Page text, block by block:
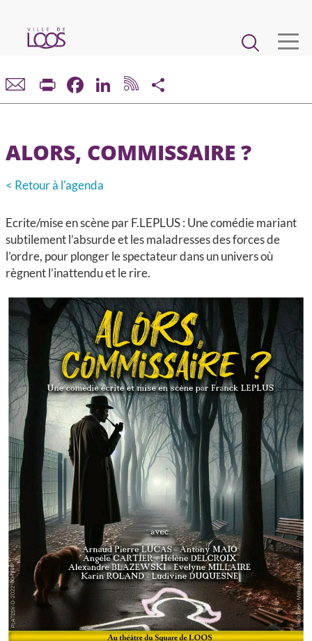
contenu
Main
navigation
VIE MUNICIPALE
CADRE DE VIE ET URBANISME
ECONOMIE ET EMPLOI
ENFANCE, JEUNESSE, ÉDUCATION, RESTAURATION
CULTURE, SPORT, ASSOCIATIONS
CCAS, SOLIDARITÉ ET SANTÉ
POLICE MUNICIPALE
Print FacebookLinkedIn
ALORS, COMMISSAIRE ?
< Retour à l'agenda
Ecrite/mise en scène par F.LEPLUS : Une comédie mariant
subtilement l’absurde et les maladresses des forces de
l’ordre, pour plonger le spectateur dans un univers où
règnent l’inattendu et le rire.